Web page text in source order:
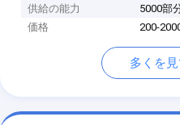
供給の能力
5000部
価格
200-
多くを